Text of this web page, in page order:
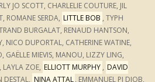
JO SCOTT, CHARLELIE COUTURE, JIL
ROMANE SERDA, LITTLE BOB , TYPH
BURGALAT, RENAUD HANTSON,
NICO DUPORTAL, CATHERINE WATINE,
GAËLLE MIEVIS, MANOU, LIZZY LING,
, LAYLA ZOE, ELLIOTT MURPHY , DAVID
DESTAL, NINA ATTAL, EMMANUEL PI DJOB,